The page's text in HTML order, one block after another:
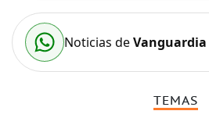
Noticias deVanguardia
TEMAS